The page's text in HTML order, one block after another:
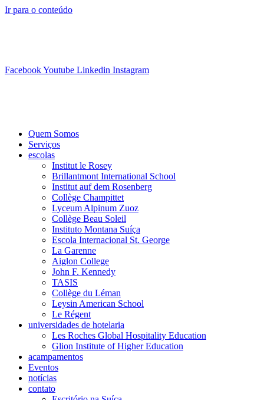
Ir para o conteúdo
FacebookYoutube Linkedin Instagram
Quem Somos
Serviços
escolas
Institut le Rosey
Brillantmont International School
Institut auf dem Rosenberg
Collège Champittet
Lyceum Alpinum Zuoz
Collège Beau Soleil
Instituto Montana Suíça
Escola Internacional St. George
La Garenne
Aiglon College
John F. Kennedy
TASIS
Collège du Léman
Leysin American School
Le Régent
universidades de hotelaria
Les Roches Global Hospitality Education
Glion Institute of Higher Education
acampamentos
Eventos
notícias
contato